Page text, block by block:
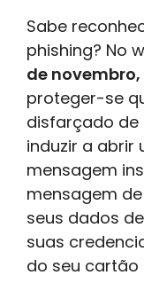
Sabe
phishing? No
de novembro,
proteger-se
disfarçado de
induzir a abrir
mensagem
mensagem
seus dados
suas
do seu cartão